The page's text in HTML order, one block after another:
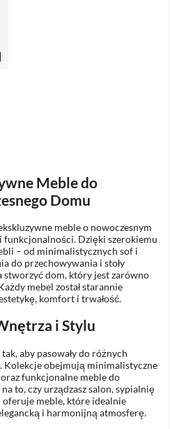
Meble do
Domu
meble o nowoczesnym
Dzięki szerokiemu
– od minimalistycznych sof i
do przechowywania i stoły
stworzyć dom, który jest zarówno
mebel został starannie
komfort i trwałość.
i Stylu
aby pasowały do różnych
obejmują minimalistyczne
funkcjonalne meble do
to, czy urządzasz salon, sypialnię
meble, które idealnie
i harmonijną atmosferę.